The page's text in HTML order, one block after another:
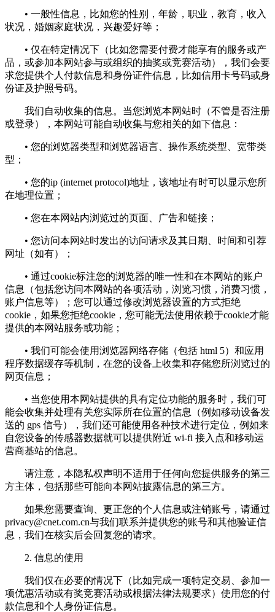
• 一般性信息，比如您的性别，年龄，职业，教育，收入
状况，婚姻家庭状况，兴趣爱好等；
• 仅在特定情况下（比如您需要付费才能享有的服务或产
品，或参加本网站参与或组织的抽奖或竞赛活动），我们会要
求您提供个人付款信息和身份证件信息，比如信用卡号码或身
份证及护照号码。
我们自动收集的信息。当您浏览本网站时（不管是否注册
或登录），本网站可能自动收集与您相关的如下信息：
• 您的浏览器类型和浏览器语言、操作系统类型、宽带类
型；
• 您的ip (internet protocol)地址，该地址有时可以显示您所
在地理位置；
• 您在本网站内浏览过的页面、广告和链接；
• 您访问本网站时发出的访问请求及其日期、时间和引荐
网址（如有）；
• 通过cookie标注您的浏览器的唯一性和在本网站的账户
信息（包括您访问本网站的各项活动，浏览习惯，消费习惯，
账户信息等）；您可以通过修改浏览器设置的方式拒绝
cookie，如果您拒绝cookie，您可能无法使用依赖于cookie才能
提供的本网站服务或功能；
• 我们可能会使用浏览器网络存储（包括 html 5）和应用
程序数据缓存等机制，在您的设备上收集和存储您所浏览过的
网页信息；
• 当您使用本网站提供的具有定位功能的服务时，我们可
能会收集并处理有关您实际所在位置的信息（例如移动设备发
送的 gps 信号），我们还可能使用各种技术进行定位，例如来
自您设备的传感器数据就可以提供附近 wi-fi 接入点和移动运
营商基站的信息。
请注意，本隐私权声明不适用于任何向您提供服务的第三
方主体，包括那些可能向本网站披露信息的第三方。
如果您需要查询、更正您的个人信息或注销账号，请通过
privacy@cnet.com.cn与我们联系并提供您的账号和其他验证信
息，我们在核实后会回复您的请求。
2. 信息的使用
我们仅在必要的情况下（比如完成一项特定交易、参加一
项优惠活动或有奖竞赛活动或根据法律法规要求）使用您的付
款信息和个人身份证信息。